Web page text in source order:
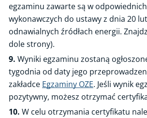
egzaminu zawarte są w
wykonawczych do ustawy z dnia 20
odnawialnych źródłach energii.
dole strony).
9. Wyniki egzaminu zostaną
tygodnia od daty jego
zakładce Egzaminy OZE. Jeśli wynik
pozytywny, możesz otrzymać
10. W celu otrzymania certyfikatu